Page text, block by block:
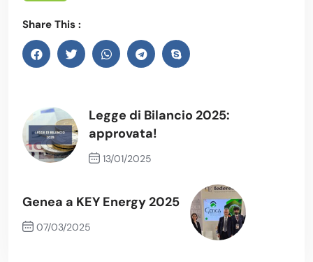
Share This :
Legge di Bilancio 2025:
approvata!
13/01/2025
Genea a KEY Energy 2025
07/03/2025